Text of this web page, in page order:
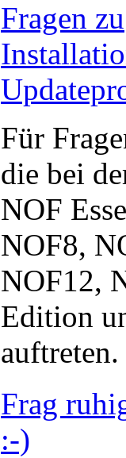
Fragen zu
Für
die bei
NOF
NOF8,
NOF12,
Edition
auftreten.
Frag
:-)